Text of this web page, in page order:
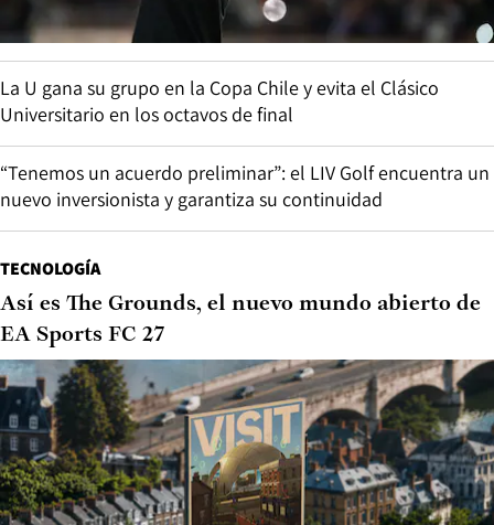
La U gana su grupo en la Copa Chile y evita el Clásico
Universitario en los octavos de final
“Tenemos un acuerdo preliminar”: el LIV Golf encuentra un
nuevo inversionista y garantiza su continuidad
TECNOLOGÍA
Así es The Grounds, el nuevo mundo abierto de
EA Sports FC 27